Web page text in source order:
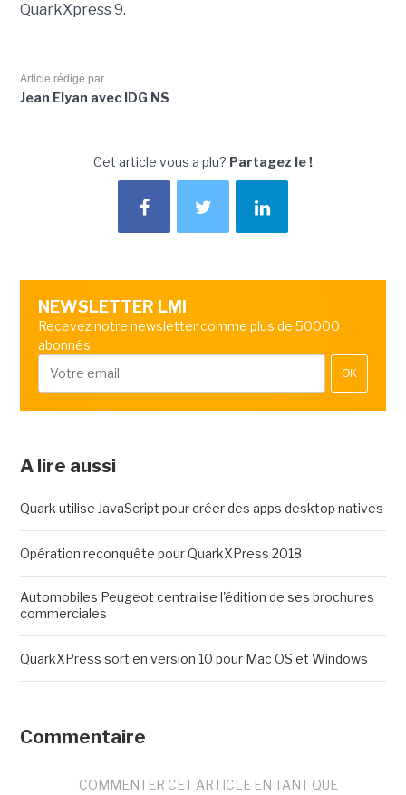
QuarkXpress 9.
Article rédigé par
Jean Elyan avec IDG NS
Cet article vous a plu? Partagez le !
NEWSLETTER LMI
Recevez notre newsletter comme plus de 50000
abonnés
OK
A lire aussi
Quark utilise JavaScript pour créer des apps desktop natives
Opération reconquête pour QuarkXPress 2018
Automobiles Peugeot centralise l'édition de ses brochures
commerciales
QuarkXPress sort en version 10 pour Mac OS et Windows
Commentaire
COMMENTER CET ARTICLE EN TANT QUE